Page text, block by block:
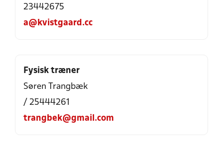
23442675
a@kvistgaard.cc
Fysisk træner
Søren Trangbæk
/ 25444261
trangbek@gmail.com